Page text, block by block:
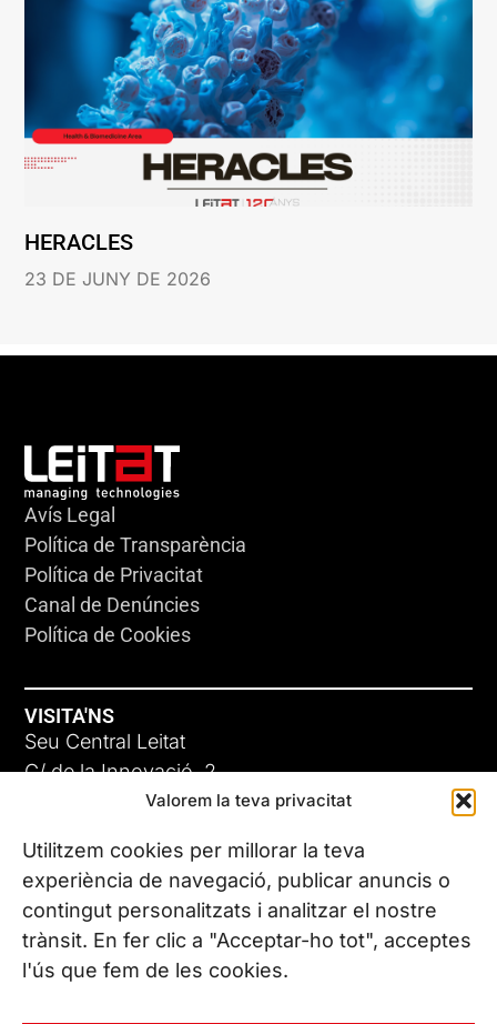
Valorem la teva privacitat
Utilitzem cookies per millorar la teva
experiència de navegació, publicar anuncis o
contingut personalitzats i analitzar el nostre
trànsit. En fer clic a "Acceptar-ho tot", acceptes
l'ús que fem de les cookies.
HERACLES
23 DE JUNY DE 2026
Avís Legal
Política de Transparència
Política de Privacitat
Canal de Denúncies
Política de Cookies
VISITA'NS
Seu Central Leitat
C/ de la Innovació, 2
08225 Terrassa, (Barcelona)
Coneix les nostres seus
CONTACTA’NS
Tel. (+34) 937 882 300